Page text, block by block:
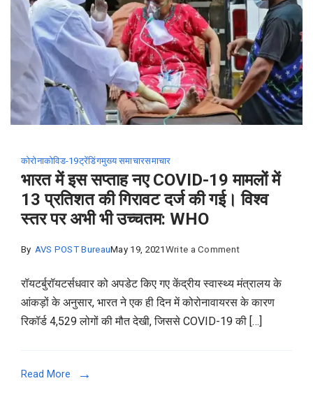
किट
को
दी
मंजूरी
कोरोनाकोविड-19ट्रेंडिंगमुख्य समाचारसमाचार
भारत में इस सप्ताह नए COVID-19 मामलों में
13 प्रतिशत की गिरावट दर्ज की गई। विश्व
स्तर पर अभी भी उच्चतम: WHO
By AVS POST BureauMay 19, 2021 Write a Commenton
में
इस
सप्ताह
रॉयटर्बुरॉयटर्सधवार को अपडेट किए गए केंद्रीय स्वास्थ्य मंत्रालय के
आंकड़ों के अनुसार, भारत ने एक ही दिन में कोरोनावायरस के कारण
रिकॉर्ड 4,529 लोगों की मौत देखी, जिससे COVID-19 की […]
Read More